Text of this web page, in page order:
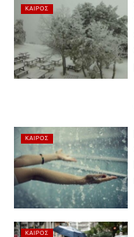
ΚΑΙΡΌΣ
ΚΑΙΡΌΣ
ΚΑΙΡΌΣ